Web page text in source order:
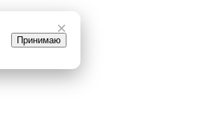
×
Принимаю